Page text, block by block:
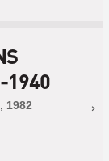
1940
1982